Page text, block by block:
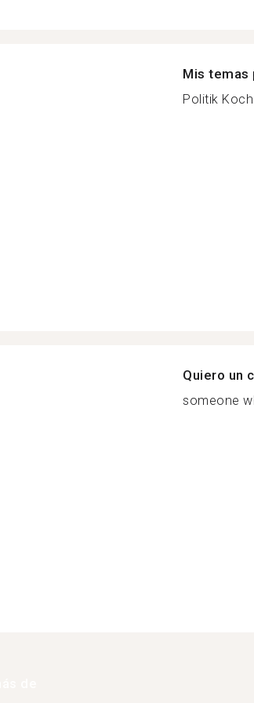
Mis
Politik
Quiero un
someone